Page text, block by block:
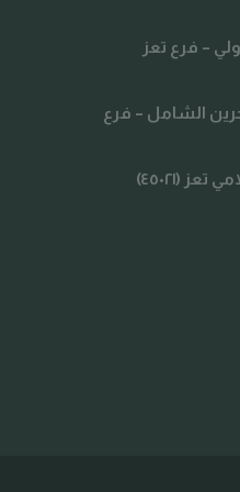
– فرع تعز
الشامل – فرع
(٤٥٠٢١)